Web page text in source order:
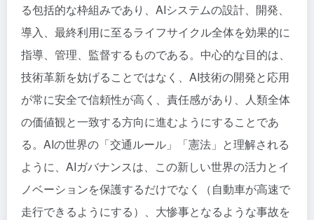
る包括的な枠組みであり、AIシステムの設計、開発、
導入、最終利用に至るライフサイクル全体を効果的に
指導、管理、監督するものである。中心的な目的は、
技術革新を妨げることではなく、AI技術の開発と応用
が常に安全で信頼性が高く、責任感があり、人類全体
の価値観と一致する方向に進むようにすることであ
る。AIの世界の「交通ルール」「憲法」と理解される
ように、AIガバナンスは、この新しい世界の活力とイ
ノベーションを保護するだけでなく（自動車が高速で
走行できるようにする）、大惨事となるような事故を